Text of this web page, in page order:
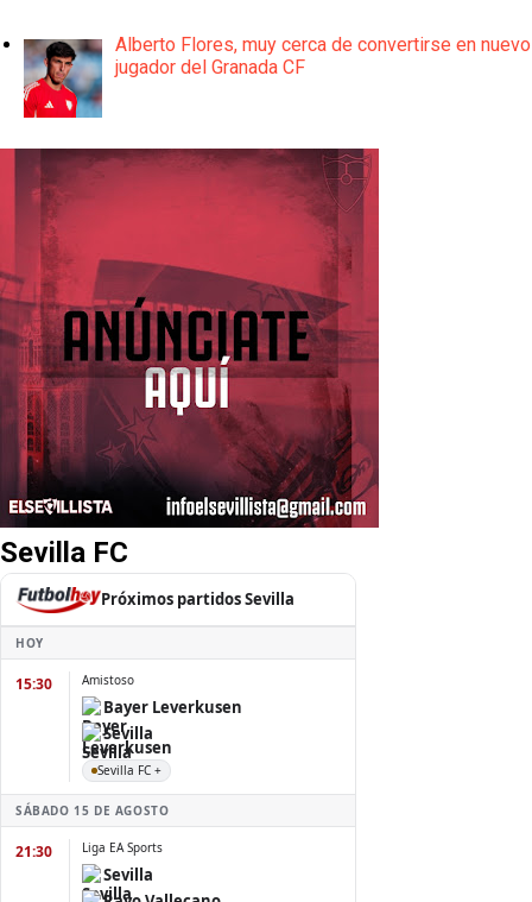
Alberto Flores, muy cerca de convertirse en nuevo
jugador del Granada CF
Sevilla FC